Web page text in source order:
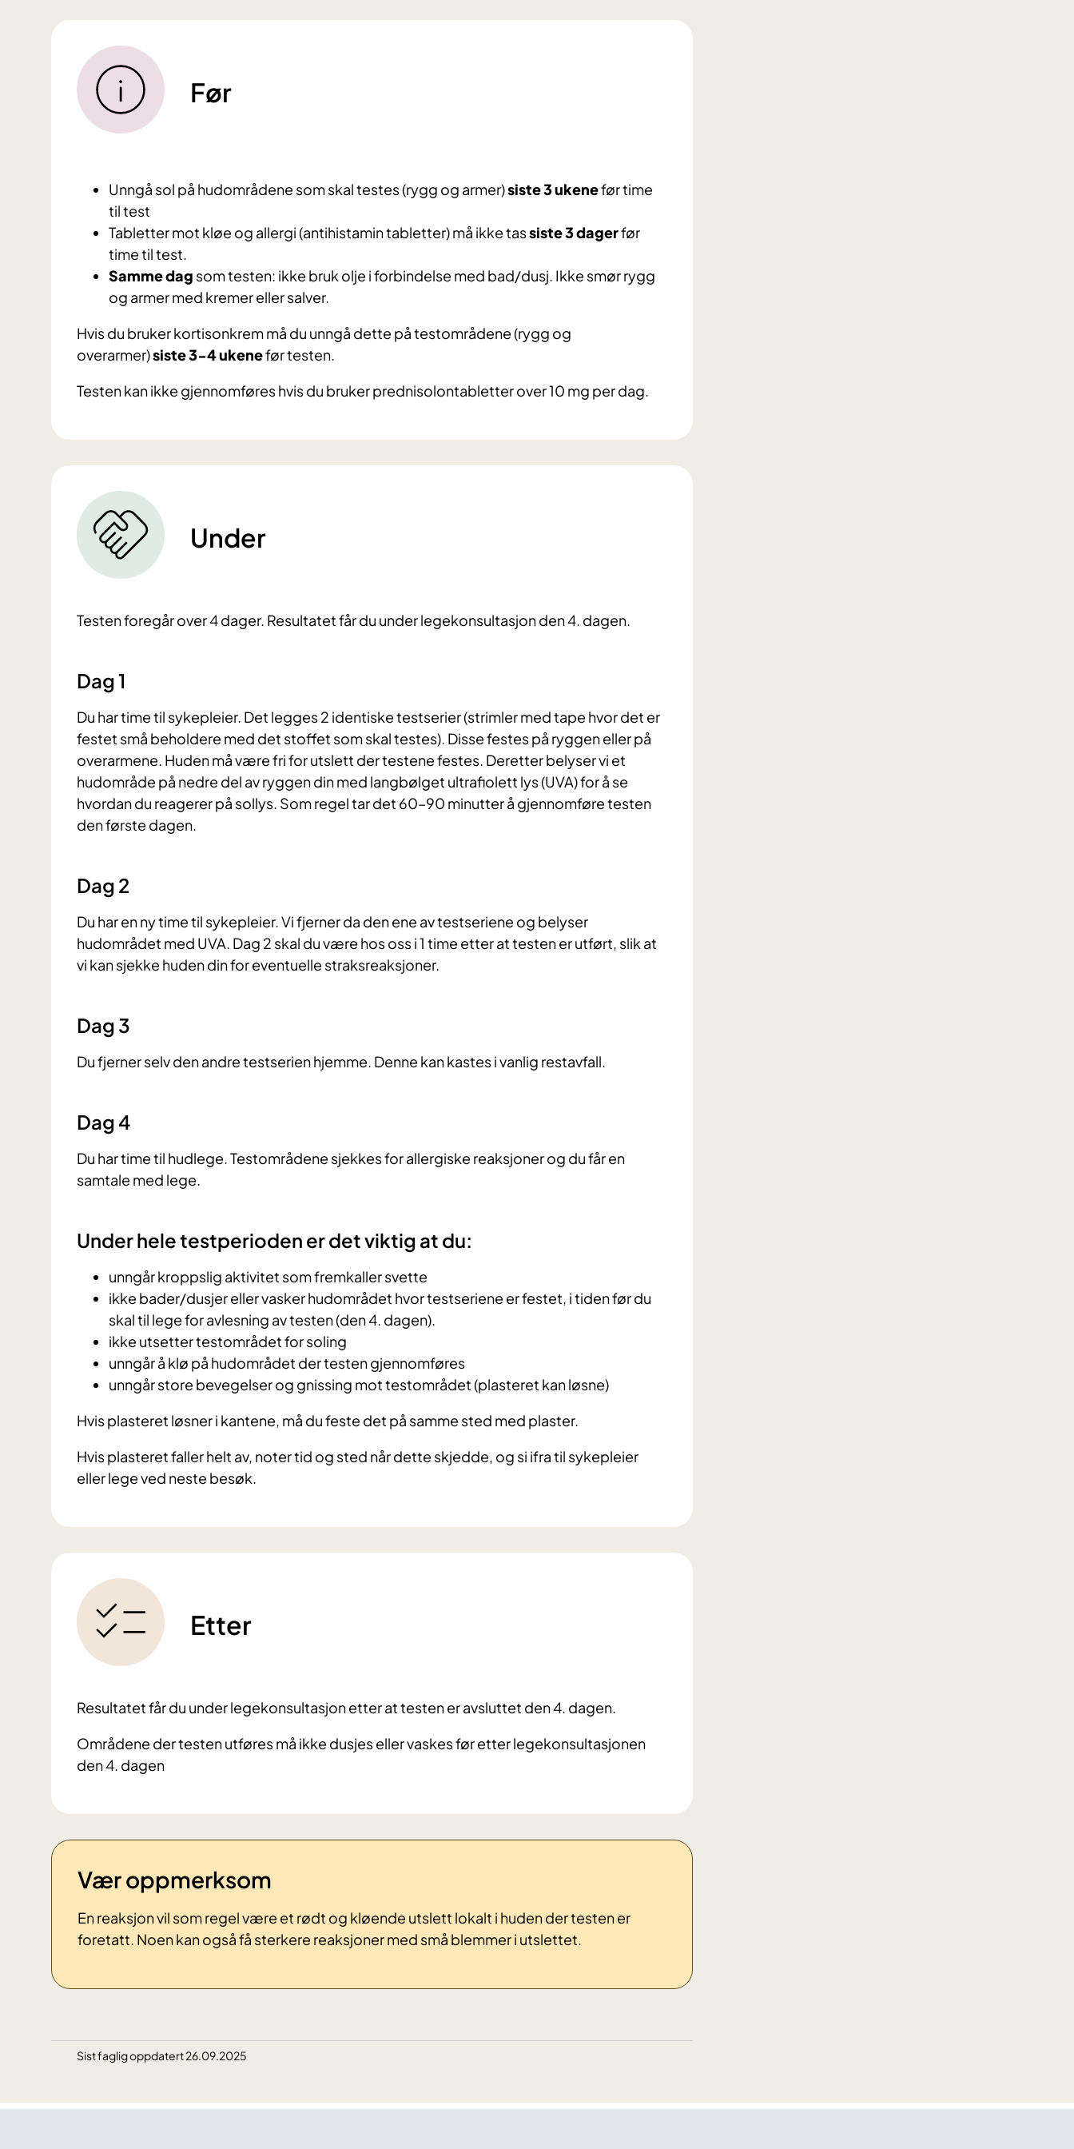
Før
Unngå sol på hudområdene som skal testes (rygg og armer)siste 3 ukenefør time
til test
Tabletter mot kløe og allergi (antihistamin tabletter) må ikke tassiste 3 dagerfør
time til test.
Samme dag som testen: ikke bruk olje i forbindelse med bad/dusj. Ikke smør rygg
og armer med kremer eller salver.
Hvis du bruker kortisonkrem må du unngå dette på testområdene (rygg og
overarmer)siste 3-4 ukenefør testen.
Testen kan ikke gjennomføres hvis du bruker prednisolontabletter over 10 mg per dag.
Under
Testen foregår over 4 dager. Resultatet får du under legekonsultasjon den 4. dagen.
Dag 1
Du har time til sykepleier. Det legges 2 identiske testserier (strimler med tape hvor det er
festet små beholdere med det stoffet som skal testes). Disse festes på ryggen eller på
overarmene. Huden må være fri for utslett der testene festes. Deretter belyser vi et
hudområde på nedre del av ryggen din med langbølget ultrafiolett lys (UVA) for å se
hvordan du reagerer på sollys. Som regel tar det 60–90 minutter å gjennomføre testen
den første dagen.
Dag 2
Du har en ny time til sykepleier. Vi fjerner da den ene av testseriene og belyser
hudområdet med UVA. Dag 2 skal du være hos oss i 1 time etter at testen er utført, slik at
vi kan sjekke huden din for eventuelle straksreaksjoner.
Dag 3
Du fjerner selv den andre testserien hjemme. Denne kan kastes i vanlig restavfall.
Dag 4
Du har time til hudlege. Testområdene sjekkes for allergiske reaksjoner og du får en
samtale med lege.
Under hele testperioden er det viktig at du:
unngår kroppslig aktivitet som fremkaller svette
ikke bader/dusjer eller vasker hudområdet hvor testseriene er festet, i tiden før du
skal til lege for avlesning av testen (den 4. dagen).
ikke utsetter testområdet for soling
unngår å klø på hudområdet der testen gjennomføres
unngår store bevegelser og gnissing mot testområdet (plasteret kan løsne)
Hvis plasteret løsner i kantene, må du feste det på samme sted med plaster.
Hvis plasteret faller helt av, noter tid og sted når dette skjedde, og si ifra til sykepleier
eller lege ved neste besøk.
Etter
Resultatet får du under legekonsultasjon etter at testen er avsluttet den 4. dagen.
Områdene der testen utføres må ikke dusjes eller vaskes før etter legekonsultasjonen
den 4. dagen
Vær oppmerksom
En reaksjon vil som regel være et rødt og kløende utslett lokalt i huden der testen er
foretatt. Noen kan også få sterkere reaksjoner med små blemmer i utslettet.
Sist faglig oppdatert 26.09.2025